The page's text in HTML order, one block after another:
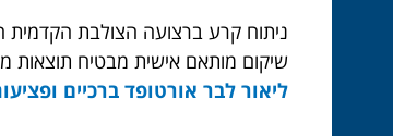
ניתוח קרע ברצועה הצולבת הקדמית
שיקום מותאם אישית מבטיח תוצאות
ליאור לבר אורטופד ברכיים